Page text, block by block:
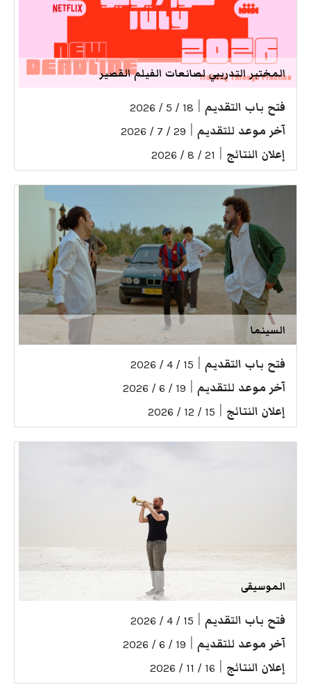
المختبر التدريبي لصانعات الفيلم القصير
فتح باب التقديم 18 / 5 / 2026
آخر موعد للتقديم 29 / 7 / 2026
إعلان النتائج 21 / 8 / 2026
السينما
فتح باب التقديم 15 / 4 / 2026
آخر موعد للتقديم 19 / 6 / 2026
إعلان النتائج 15 / 12 / 2026
الموسيقى
فتح باب التقديم 15 / 4 / 2026
آخر موعد للتقديم 19 / 6 / 2026
إعلان النتائج 16 / 11 / 2026